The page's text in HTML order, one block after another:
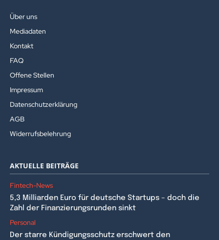
Über uns
Mediadaten
Kontakt
FAQ
Offene Stellen
Impressum
Datenschutzerklärung
AGB
Widerrufsbelehrung
AKTUELLE BEITRÄGE
Fintech-News
5,3 Milliarden Euro für deutsche Startups – doch die
Zahl der Finanzierungsrunden sinkt
Personal
Der starre Kündigungsschutz erschwert den